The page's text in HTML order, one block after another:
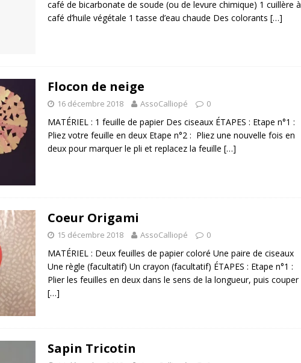
café de bicarbonate de soude (ou de levure chimique) 1 cuillère à
café d’huile végétale 1 tasse d’eau chaude Des colorants […]
Flocon de neige
16 décembre 2018 AssoCalliopé 0
MATÉRIEL : 1 feuille de papier Des ciseaux ÉTAPES : Etape n°1 :
Pliez votre feuille en deux Etape n°2 : Pliez une nouvelle fois en
deux pour marquer le pli et replacez la feuille […]
Coeur Origami
15 décembre 2018 AssoCalliopé 0
MATÉRIEL : Deux feuilles de papier coloré Une paire de ciseaux
Une règle (facultatif) Un crayon (facultatif) ÉTAPES : Etape n°1 :
Plier les feuilles en deux dans le sens de la longueur, puis couper
[…]
Sapin Tricotin